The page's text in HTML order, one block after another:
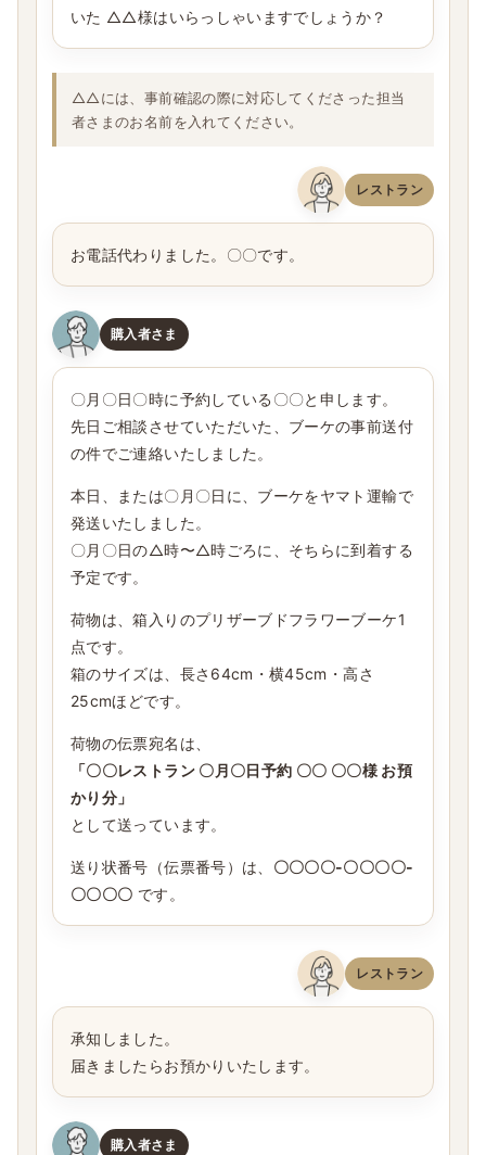
いた △△様はいらっしゃいますでしょうか？
△△には、事前確認の際に対応してくださった担当
者さまのお名前を入れてください。
レストラン
お電話代わりました。〇〇です。
購入者さま
〇月〇日〇時に予約している〇〇と申します。
先日ご相談させていただいた、ブーケの事前送付
の件でご連絡いたしました。
本日、または〇月〇日に、ブーケをヤマト運輸で
発送いたしました。
〇月〇日の△時〜△時ごろに、そちらに到着する
予定です。
荷物は、箱入りのプリザーブドフラワーブーケ1
点です。
箱のサイズは、長さ64cm・横45cm・高さ
25cmほどです。
荷物の伝票宛名は、
「〇〇レストラン 〇月〇日予約 〇〇 〇〇様 お預
かり分」
として送っています。
送り状番号（伝票番号）は、 〇〇〇〇-〇〇〇〇-
〇〇〇〇 です。
レストラン
承知しました。
届きましたらお預かりいたします。
購入者さま